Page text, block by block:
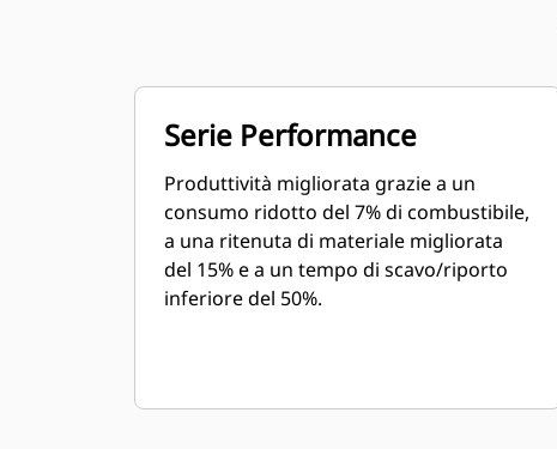
Serie Performance
Produttività migliorata grazie a un
consumo ridotto del 7% di combustibile,
a una ritenuta di materiale migliorata
del 15% e a un tempo di scavo/riporto
inferiore del 50%.